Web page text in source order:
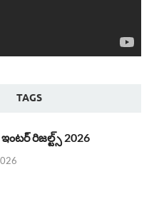
TAGS
రిజల్ట్స్ 2026